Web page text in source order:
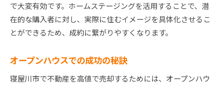
で大変有効です。ホームステージングを活用することで、潜
在的な購入者に対し、実際に住むイメージを具体化させるこ
とができるため、成約に繋がりやすくなります。
オープンハウスでの成功の秘訣
寝屋川市で不動産を高値で売却するためには、オープンハウ